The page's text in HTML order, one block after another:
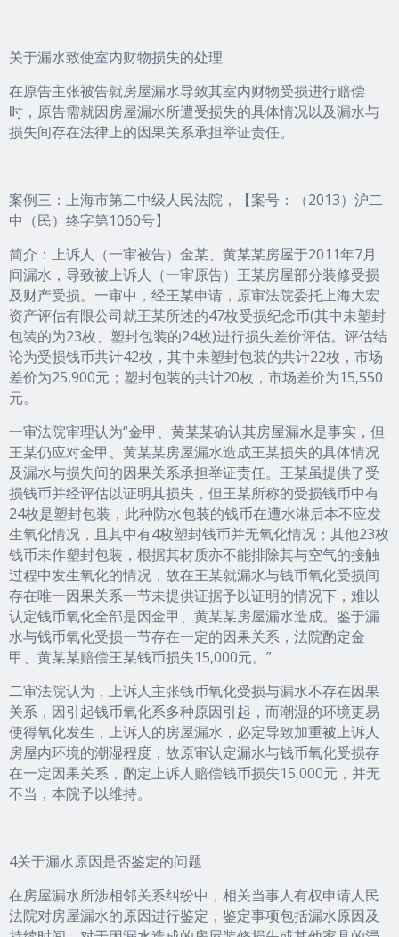
关于漏水致使室内财物损失的处理
在原告主张被告就房屋漏水导致其室内财物受损进行赔偿
时，原告需就因房屋漏水所遭受损失的具体情况以及漏水与
损失间存在法律上的因果关系承担举证责任。
案例三：上海市第二中级人民法院，【案号：（2013）沪二
中（民）终字第1060号】
简介：上诉人（一审被告）金某、黄某某房屋于2011年7月
间漏水，导致被上诉人（一审原告）王某房屋部分装修受损
及财产受损。一审中，经王某申请，原审法院委托上海大宏
资产评估有限公司就王某所述的47枚受损纪念币(其中未塑封
包装的为23枚、塑封包装的24枚)进行损失差价评估。评估结
论为受损钱币共计42枚，其中未塑封包装的共计22枚，市场
差价为25,900元；塑封包装的共计20枚，市场差价为15,550
元。
一审法院审理认为“金甲、黄某某确认其房屋漏水是事实，但
王某仍应对金甲、黄某某房屋漏水造成王某损失的具体情况
及漏水与损失间的因果关系承担举证责任。王某虽提供了受
损钱币并经评估以证明其损失，但王某所称的受损钱币中有
24枚是塑封包装，此种防水包装的钱币在遭水淋后本不应发
生氧化情况，且其中有4枚塑封钱币并无氧化情况；其他23枚
钱币未作塑封包装，根据其材质亦不能排除其与空气的接触
过程中发生氧化的情况，故在王某就漏水与钱币氧化受损间
存在唯一因果关系一节未提供证据予以证明的情况下，难以
认定钱币氧化全部是因金甲、黄某某房屋漏水造成。鉴于漏
水与钱币氧化受损一节存在一定的因果关系，法院酌定金
甲、黄某某赔偿王某钱币损失15,000元。”
二审法院认为，上诉人主张钱币氧化受损与漏水不存在因果
关系，因引起钱币氧化系多种原因引起，而潮湿的环境更易
使得氧化发生，上诉人的房屋漏水，必定导致加重被上诉人
房屋内环境的潮湿程度，故原审认定漏水与钱币氧化受损存
在一定因果关系，酌定上诉人赔偿钱币损失15,000元，并无
不当，本院予以维持。
4关于漏水原因是否鉴定的问题
在房屋漏水所涉相邻关系纠纷中，相关当事人有权申请人民
法院对房屋漏水的原因进行鉴定，鉴定事项包括漏水原因及